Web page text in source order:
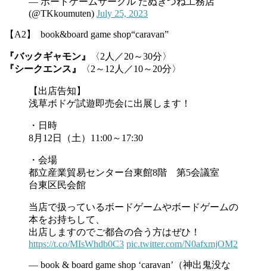
(@TKkoumuten) July 25, 2023
【A2】 book&board game shop“caravan”
『バックギャモン』
〈2人／20～30分〉
『シークエンス』
〈2～12人／10～20分〉
【出店告知】
浅草ボドゲ試遊即売会に出展します！
・日時
8月12日（土）11:00～17:30
・会場
都立産業貿易センター台東館8階 第5会議室
台東区民会館
当店で扱っているボードゲームやボードゲームの
本をお持ちして、
出店しますのでご都合の合う方はぜひ！
https://t.co/MIsWhdb0C3 pic.twitter.com/N0afxmjOM2
— book & board game shop ‘caravan’（神出鬼没な